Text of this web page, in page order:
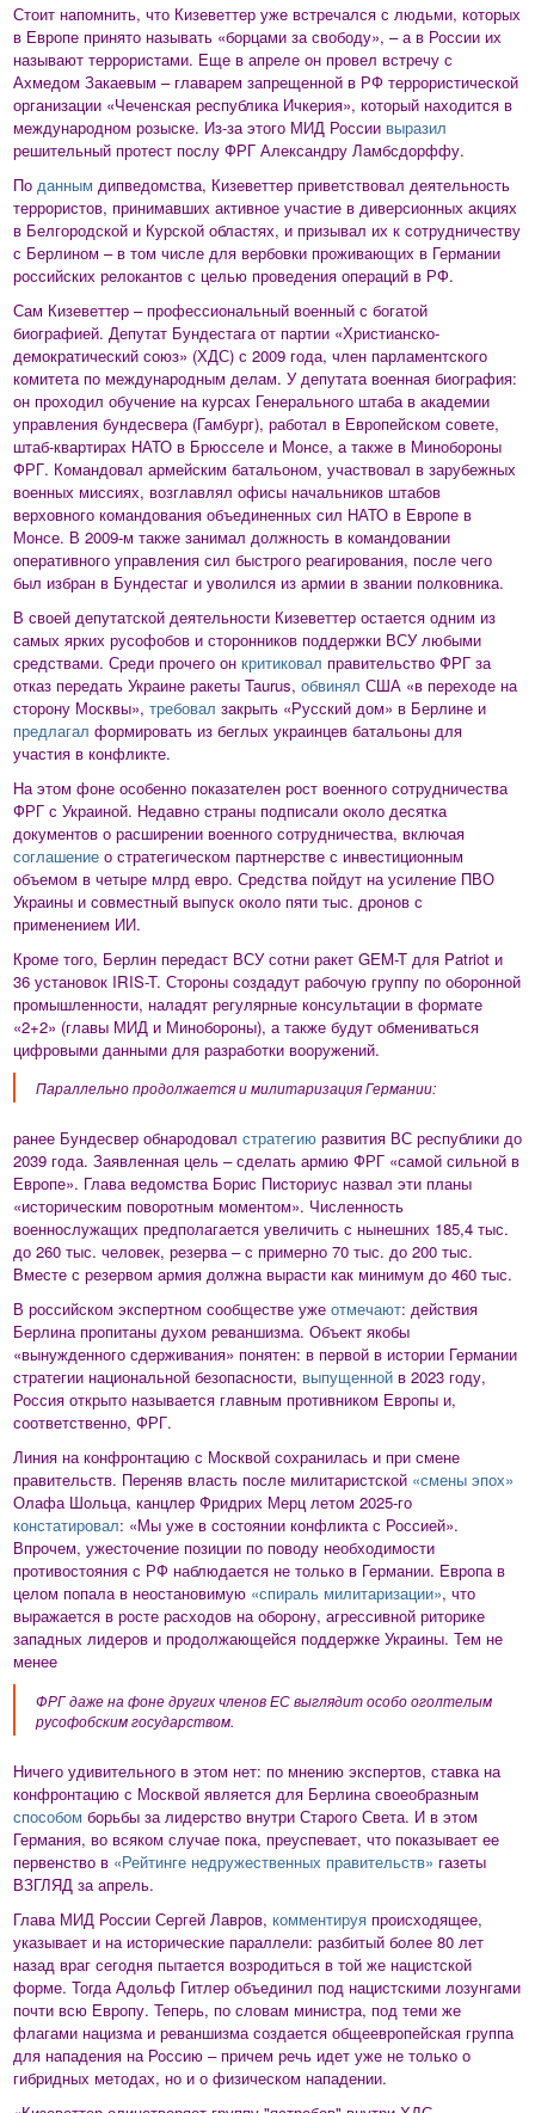
Стоит напомнить, что Кизеветтер уже встречался с людьми, которых
в Европе принято называть «борцами за свободу», – а в России их
называют террористами. Еще в апреле он провел встречу с
Ахмедом Закаевым – главарем запрещенной в РФ террористической
организации «Чеченская республика Ичкерия», который находится в
международном розыске. Из-за этого МИД России выразил
решительный протест послу ФРГ Александру Ламбсдорффу.
По данным дипведомства, Кизеветтер приветствовал деятельность
террористов, принимавших активное участие в диверсионных акциях
в Белгородской и Курской областях, и призывал их к сотрудничеству
с Берлином – в том числе для вербовки проживающих в Германии
российских релокантов с целью проведения операций в РФ.
Сам Кизеветтер – профессиональный военный с богатой
биографией. Депутат Бундестага от партии «Христианско-
демократический союз» (ХДС) с 2009 года, член парламентского
комитета по международным делам. У депутата военная биография:
он проходил обучение на курсах Генерального штаба в академии
управления бундесвера (Гамбург), работал в Европейском совете,
штаб-квартирах НАТО в Брюсселе и Монсе, а также в Минобороны
ФРГ. Командовал армейским батальоном, участвовал в зарубежных
военных миссиях, возглавлял офисы начальников штабов
верховного командования объединенных сил НАТО в Европе в
Монсе. В 2009-м также занимал должность в командовании
оперативного управления сил быстрого реагирования, после чего
был избран в Бундестаг и уволился из армии в звании полковника.
В своей депутатской деятельности Кизеветтер остается одним из
самых ярких русофобов и сторонников поддержки ВСУ любыми
средствами. Среди прочего он критиковал правительство ФРГ за
отказ передать Украине ракеты Taurus, обвинял США «в переходе на
сторону Москвы», требовал закрыть «Русский дом» в Берлине и
предлагал формировать из беглых украинцев батальоны для
участия в конфликте.
На этом фоне особенно показателен рост военного сотрудничества
ФРГ с Украиной. Недавно страны подписали около десятка
документов о расширении военного сотрудничества, включая
соглашение о стратегическом партнерстве с инвестиционным
объемом в четыре млрд евро. Средства пойдут на усиление ПВО
Украины и совместный выпуск около пяти тыс. дронов с
применением ИИ.
Кроме того, Берлин передаст ВСУ сотни ракет GEM-T для Patriot и
36 установок IRIS-T. Стороны создадут рабочую группу по оборонной
промышленности, наладят регулярные консультации в формате
«2+2» (главы МИД и Минобороны), а также будут обмениваться
цифровыми данными для разработки вооружений.
Параллельно продолжается и милитаризация Германии:
ранее Бундесвер обнародовал стратегию развития ВС республики до
2039 года. Заявленная цель – сделать армию ФРГ «самой сильной в
Европе». Глава ведомства Борис Писториус назвал эти планы
«историческим поворотным моментом». Численность
военнослужащих предполагается увеличить с нынешних 185,4 тыс.
до 260 тыс. человек, резерва – с примерно 70 тыс. до 200 тыс.
Вместе с резервом армия должна вырасти как минимум до 460 тыс.
В российском экспертном сообществе уже отмечают: действия
Берлина пропитаны духом реваншизма. Объект якобы
«вынужденного сдерживания» понятен: в первой в истории Германии
стратегии национальной безопасности, выпущенной в 2023 году,
Россия открыто называется главным противником Европы и,
соответственно, ФРГ.
Линия на конфронтацию с Москвой сохранилась и при смене
правительств. Переняв власть после милитаристской «смены эпох»
Олафа Шольца, канцлер Фридрих Мерц летом 2025-го
констатировал: «Мы уже в состоянии конфликта с Россией».
Впрочем, ужесточение позиции по поводу необходимости
противостояния с РФ наблюдается не только в Германии. Европа в
целом попала в неостановимую «спираль милитаризации», что
выражается в росте расходов на оборону, агрессивной риторике
западных лидеров и продолжающейся поддержке Украины. Тем не
менее
ФРГ даже на фоне других членов ЕС выглядит особо оголтелым
русофобским государством.
Ничего удивительного в этом нет: по мнению экспертов, ставка на
конфронтацию с Москвой является для Берлина своеобразным
способом борьбы за лидерство внутри Старого Света. И в этом
Германия, во всяком случае пока, преуспевает, что показывает ее
первенство в «Рейтинге недружественных правительств» газеты
ВЗГЛЯД за апрель.
Глава МИД России Сергей Лавров, комментируя происходящее,
указывает и на исторические параллели: разбитый более 80 лет
назад враг сегодня пытается возродиться в той же нацистской
форме. Тогда Адольф Гитлер объединил под нацистскими лозунгами
почти всю Европу. Теперь, по словам министра, под теми же
флагами нацизма и реваншизма создается общеевропейская группа
для нападения на Россию – причем речь идет уже не только о
гибридных методах, но и о физическом нападении.